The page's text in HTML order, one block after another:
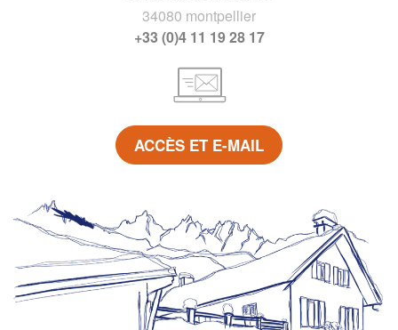
34080 montpellier
+33 (0)4 11 19 28 17
ACCÈS ET E-MAIL